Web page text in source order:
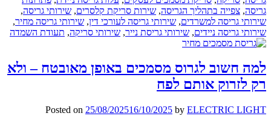
גריסה, צפייה בתהליך הגריסה, שירות סריקת קלסרים, שירותי גריסה,
שירותי גריסה למשרדים, שירותי גריסה לעורכי דין, שירותי גריסה מחיר,
שירותי גריסה ניידים, שירותי גריסת נייר, שירותי סריקה, תעודת השמדה
למה חשוב לגרוס מסמכים באופן מאובטח – ולא
רק לזרוק אותם לפח
Posted on 25/08/202516/10/2025 by ELECTRIC LIGHT